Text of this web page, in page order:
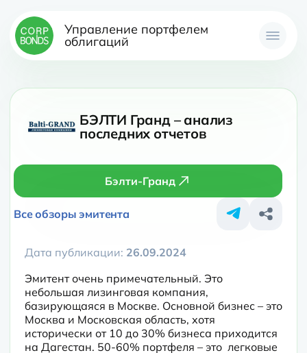
Управление портфелем
облигаций
БЭЛТИ Гранд – анализ
последних отчетов
Бэлти-Гранд
Все обзоры эмитента
Дата публикации: 26.09.2024
Эмитент очень примечательный. Это
небольшая лизинговая компания,
базирующаяся в Москве. Основной бизнес – это
Москва и Московская область, хотя
исторически от 10 до 30% бизнеса приходится
на Дагестан. 50-60% портфеля – это  легковые